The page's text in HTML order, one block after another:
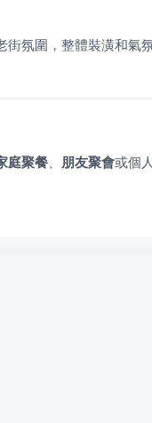
氛圍，整體裝潢和氣
庭聚餐 朋友聚會或個